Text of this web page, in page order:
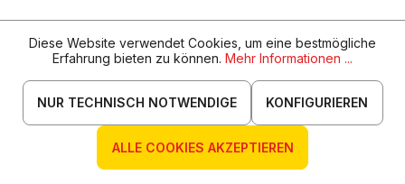
Diese Website verwendet Cookies, um eine bestmögliche
Erfahrung bieten zu können. Mehr Informationen ...
NUR TECHNISCH NOTWENDIGE KONFIGURIEREN
ALLE COOKIES AKZEPTIEREN